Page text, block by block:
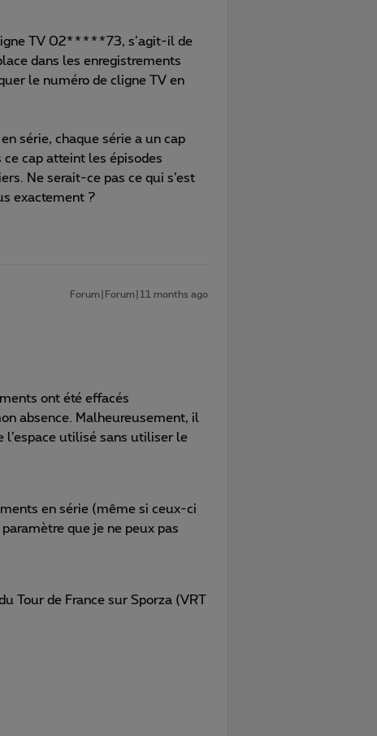
TV 02*****73, s’agit-il de
dans les enregistrements
le numéro de cligne TV en
série, chaque série a un cap
cap atteint les épisodes
Ne serait-ce pas ce qui s’est
exactement ?
Forum|Forum|11 months ago
ont été effacés
absence. Malheureusement, il
l’espace utilisé sans utiliser le
en série (même si ceux-ci
que je ne peux pas
Tour de France sur Sporza (VRT